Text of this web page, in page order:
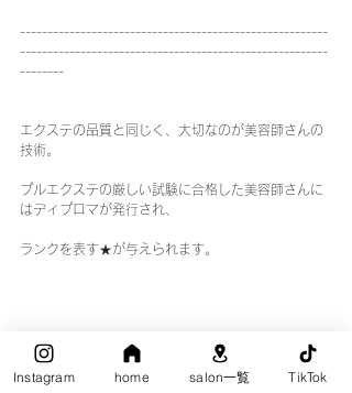
--------------------------------------------------------
--------------------------------------------------------
--------
エクステの品質と同じく、大切なのが美容師さんの
技術。
プルエクステの厳しい試験に合格した美容師さんに
はディプロマが発行され、
ランクを表す★が与えられます。
Instagram home salon一覧 TikTok